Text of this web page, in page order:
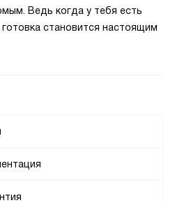
Ведь когда у тебя есть
становится настоящим